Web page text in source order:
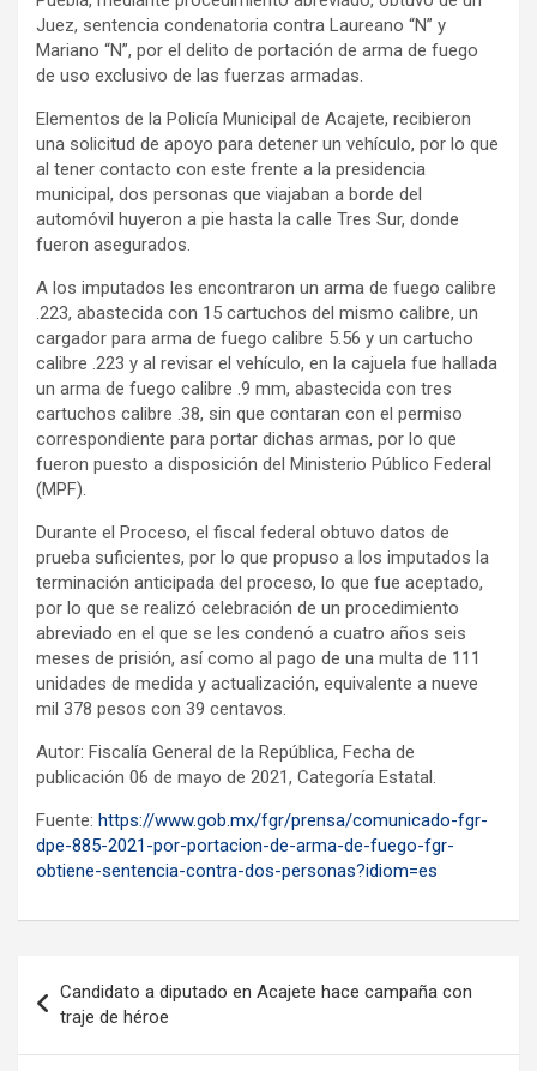
Juez, sentencia condenatoria contra Laureano “N” y
Mariano “N”, por el delito de portación de arma de fuego
de uso exclusivo de las fuerzas armadas.
Elementos de la Policía Municipal de Acajete, recibieron
una solicitud de apoyo para detener un vehículo, por lo que
al tener contacto con este frente a la presidencia
municipal, dos personas que viajaban a borde del
automóvil huyeron a pie hasta la calle Tres Sur, donde
fueron asegurados.
A los imputados les encontraron un arma de fuego calibre
.223, abastecida con 15 cartuchos del mismo calibre, un
cargador para arma de fuego calibre 5.56 y un cartucho
calibre .223 y al revisar el vehículo, en la cajuela fue hallada
un arma de fuego calibre .9 mm, abastecida con tres
cartuchos calibre .38, sin que contaran con el permiso
correspondiente para portar dichas armas, por lo que
fueron puesto a disposición del Ministerio Público Federal
(MPF).
Durante el Proceso, el fiscal federal obtuvo datos de
prueba suficientes, por lo que propuso a los imputados la
terminación anticipada del proceso, lo que fue aceptado,
por lo que se realizó celebración de un procedimiento
abreviado en el que se les condenó a cuatro años seis
meses de prisión, así como al pago de una multa de 111
unidades de medida y actualización, equivalente a nueve
mil 378 pesos con 39 centavos.
Autor: Fiscalía General de la República, Fecha de
publicación 06 de mayo de 2021, Categoría Estatal.
Fuente: https://www.gob.mx/fgr/prensa/comunicado-fgr-
dpe-885-2021-por-portacion-de-arma-de-fuego-fgr-
obtiene-sentencia-contra-dos-personas?idiom=es
de
entradas
Candidato a diputado en Acajete hace campaña con
traje de héroe